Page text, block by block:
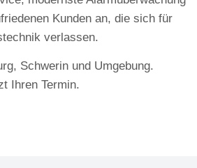
Kunden an, die sich für
verlassen.
Schwerin und Umgebung.
Ihren Termin.